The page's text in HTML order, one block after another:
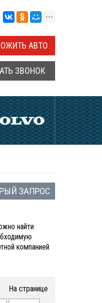
АВТО
ЗВОНОК
ЗАПРОС
найти
компанией
На странице